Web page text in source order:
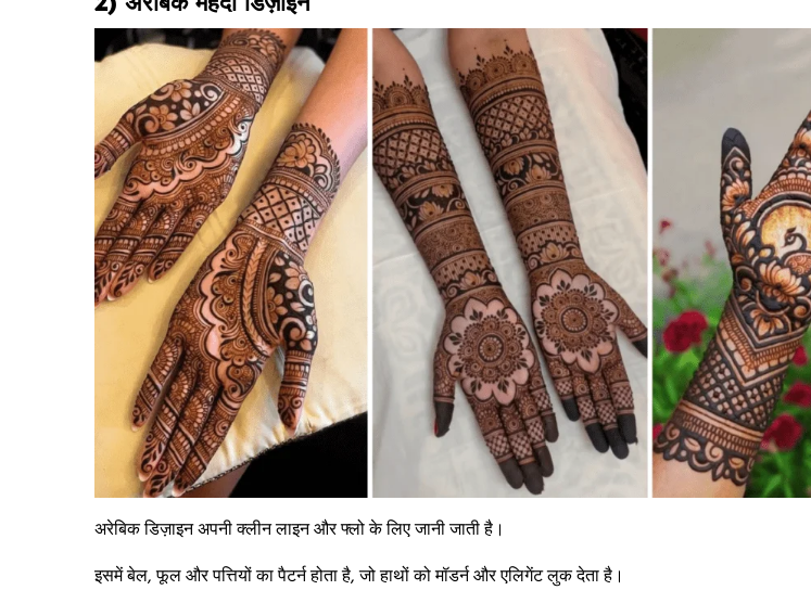
अरेबिक डिज़ाइन अपनी क्लीन लाइन और फ्लो के लिए जानी जाती है।
इसमें बेल, फूल और पत्तियों का पैटर्न होता है, जो हाथों को मॉडर्न और एलिगेंट लुक देता है।